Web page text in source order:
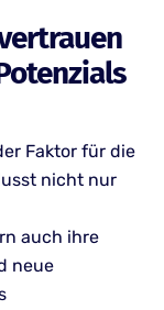
Faktor für die
nicht nur
auch ihre
neue